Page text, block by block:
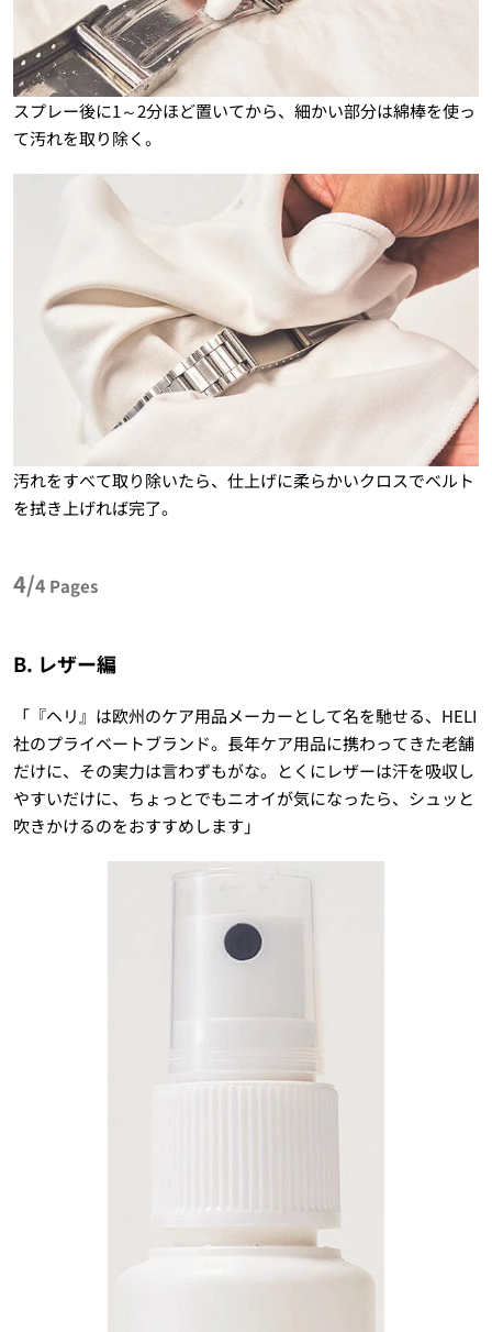
スプレー後に1～2分ほど置いてから、細かい部分は綿棒を使っ
て汚れを取り除く。
汚れをすべて取り除いたら、仕上げに柔らかいクロスでベルト
を拭き上げれば完了。
4/4 Pages
B. レザー編
「『ヘリ』は欧州のケア用品メーカーとして名を馳せる、HELI
社のプライベートブランド。長年ケア用品に携わってきた老舗
だけに、その実力は言わずもがな。とくにレザーは汗を吸収し
やすいだけに、ちょっとでもニオイが気になったら、シュッと
吹きかけるのをおすすめします」